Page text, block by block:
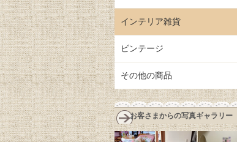
インテリア雑貨
ビンテージ
その他の商品
お客さまからの写真ギャラリー